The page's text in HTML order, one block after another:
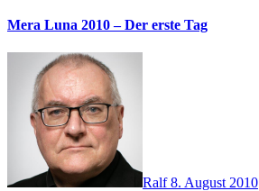
Mera Luna 2010 – Der erste Tag
Ralf8. August 2010